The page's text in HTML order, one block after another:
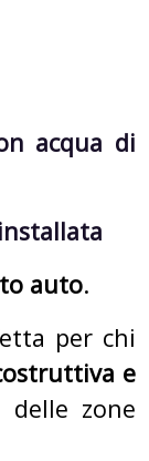
acqua di
auto.
per chi
e
zone